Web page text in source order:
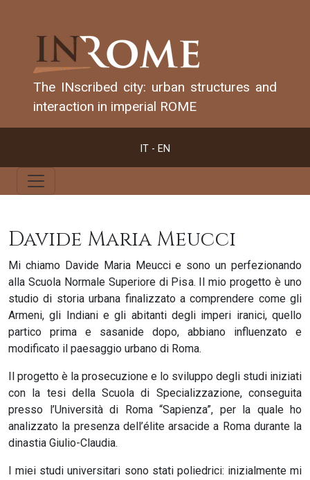
The INscribed city: urban structures and
interaction in imperial ROME
IT - EN
Davide Maria Meucci
Mi chiamo Davide Maria Meucci e sono un perfezionando
alla Scuola Normale Superiore di Pisa. Il mio progetto è uno
studio di storia urbana finalizzato a comprendere come gli
Armeni, gli Indiani e gli abitanti degli imperi iranici, quello
partico prima e sasanide dopo, abbiano influenzato e
modificato il paesaggio urbano di Roma.
Il progetto è la prosecuzione e lo sviluppo degli studi iniziati
con la tesi della Scuola di Specializzazione, conseguita
presso l’Università di Roma “Sapienza”, per la quale ho
analizzato la presenza dell’élite arsacide a Roma durante la
dinastia Giulio-Claudia.
I miei studi universitari sono stati poliedrici: inizialmente mi